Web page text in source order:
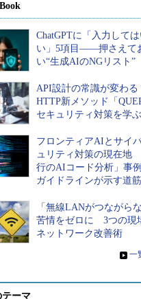
ChatGPTに「入力して
い」5項目――押さえて
い“生成AIのNGリスト”
API設計の常識が変わ
HTTP新メソッド「
セキュリティ対策を学ぶ
フロンティアAIとサイ
ュリティ対策の現在地
行のAIコード分析」事
ガイドラインが示す道筋
「無線LANがつながら
苦情をゼロに 3つの現
ネットワーク改善術
» 一
ーマ